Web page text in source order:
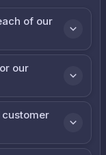
of our
our
customer